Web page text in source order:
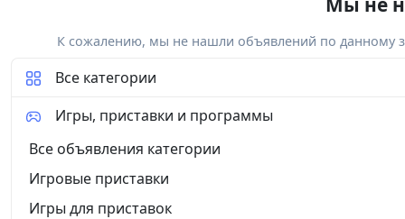
К сожалению, мы не нашли объявлений по данному
Все категории
Игры, приставки и программы
Все объявления категории
Игровые приставки
Игры для приставок